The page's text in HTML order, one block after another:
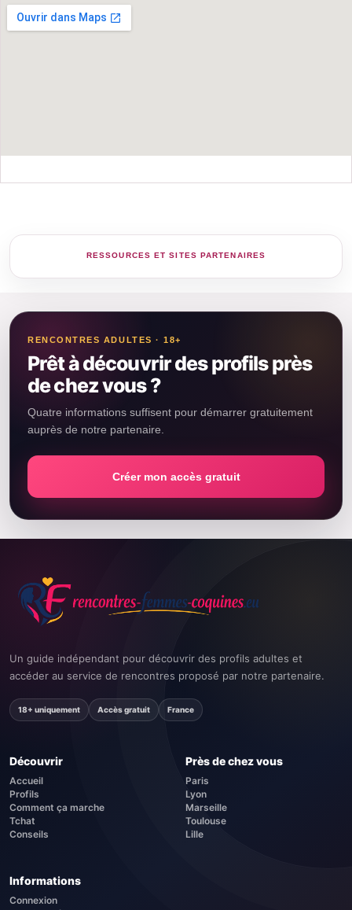
RENCONTRES ADULTES · 18+
Prêt à découvrir des profils près
de chez vous ?
Quatre informations suffisent pour démarrer gratuitement
auprès de notre partenaire.
Créer mon accès gratuit
Un guide indépendant pour découvrir des profils adultes et
accéder au service de rencontres proposé par notre partenaire.
18+ uniquement Accès gratuit France
Découvrir
Accueil
Profils
Comment ça marche
Tchat
Conseils
Près de chez vous
Paris
Lyon
Marseille
Toulouse
Lille
Informations
Connexion